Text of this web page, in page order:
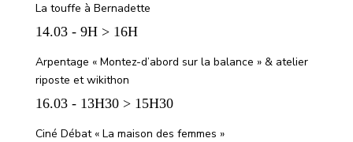
La touffe à Bernadette
14.03 - 9H > 16H
Arpentage « Montez-d’abord sur la balance » & atelier
riposte et wikithon
16.03 - 13H30 > 15H30
Ciné Débat « La maison des femmes »